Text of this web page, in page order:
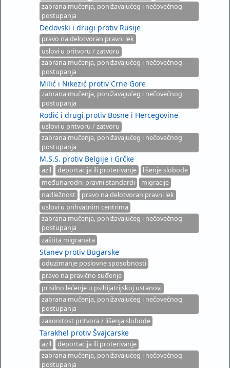
zabrana mučenja, ponižavajućeg i nečovečnog
postupanja
Dedovski i drugi protiv Rusije
pravo na delotvoran pravni lek
uslovi u pritvoru / zatvoru
zabrana mučenja, ponižavajućeg i nečovečnog
postupanja
Milić i Nikezić protiv Crne Gore
zabrana mučenja, ponižavajućeg i nečovečnog
postupanja
Rodić i drugi protiv Bosne i Hercegovine
uslovi u pritvoru / zatvoru
zabrana mučenja, ponižavajućeg i nečovečnog
postupanja
M.S.S. protiv Belgije i Grčke
azil deportacija ili proterivanje
lišenje slobode
međunarodni pravni standardi
migracije
nadležnost
pravo na delotvoran pravni lek
uslovi u prihvatnim centrima
zabrana mučenja, ponižavajućeg i nečovečnog
postupanja
zaštita migranata
Stanev protiv Bugarske
oduzimanje poslovne sposobnosti
pravo na pravično suđenje
prisilno lečenje u psihijatrijskoj ustanovi
zabrana mučenja, ponižavajućeg i nečovečnog
postupanja
zakonitost pritvora / lišenja slobode
Tarakhel protiv Švajcarske
azil
deportacija ili proterivanje
zabrana mučenja, ponižavajućeg i nečovečnog
postupanja